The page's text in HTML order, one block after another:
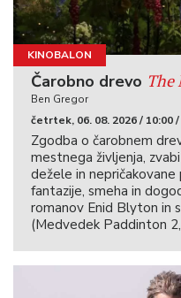
KINOBALON
Čarobno drevo The
Ben Gregor
četrtek, 06. 08. 2026 / 10:00
Zgodba o čarobnem
mestnega življenja,
dežele in
fantazije, smeha in
romanov Enid Blyton in
(Medvedek Paddinton